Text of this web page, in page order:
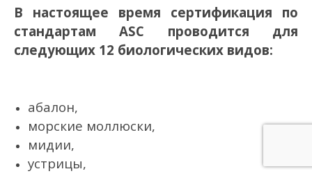
В настоящее время сертификация по
стандартам ASC проводится для
следующих 12 биологических видов:
абалон,
морские моллюски,
мидии,
устрицы,